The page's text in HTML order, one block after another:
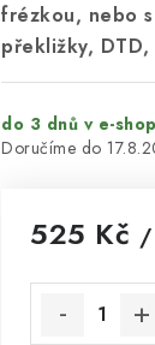
frézkou, nebo
překližky,
do 3 dnů v e-
525 Kč /